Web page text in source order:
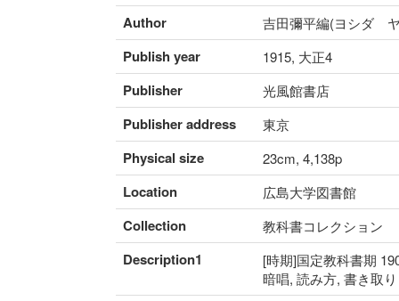
Author 吉田彌平編(ヨシダ
Publish year 1915, 大正4
Publisher 光風館書店
Publisher address 東京
Physical size 23cm, 4,138p
Location 広島大学図書館
Collection 教科書コレクション
Description1
[時期]国定教科書期
暗唱, 読み方, 書き取